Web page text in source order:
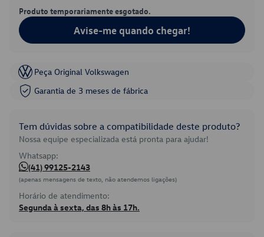
Produto temporariamente esgotado.
Avise-me quando chegar!
Peça Original Volkswagen
Garantia de 3 meses de fábrica
Tem dúvidas sobre a compatibilidade deste produto?
Nossa equipe especializada está pronta para ajudar!
Whatsapp:
(41) 99125-2143
(apenas mensagens de texto, não atendemos ligações)
Horário de atendimento:
Segunda à sexta, das 8h às 17h.